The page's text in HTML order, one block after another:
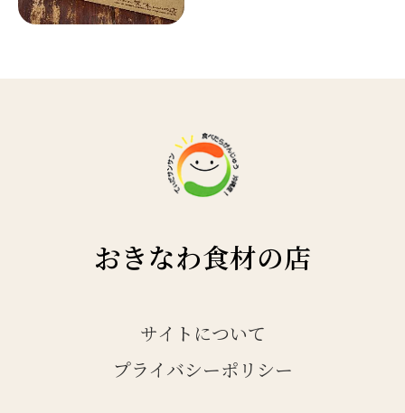
おきなわ食材の店
サイトについて
プライバシーポリシー